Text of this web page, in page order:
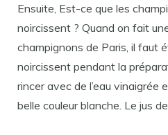
Ensuite, Est-ce que les
noircissent ? Quand on fait
champignons de Paris, il faut
noircissent pendant la
rincer avec de l’eau vinaigrée
belle couleur blanche. Le jus